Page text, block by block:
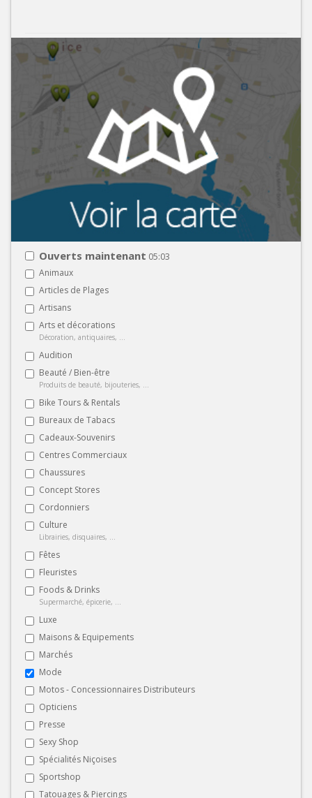
Ouverts maintenant 05:03
Animaux
Articles de Plages
Artisans
Arts et décorations
Décoration, antiquaires, ...
Audition
Beauté / Bien-être
Produits de beauté, bijouteries, ...
Bike Tours & Rentals
Bureaux de Tabacs
Cadeaux-Souvenirs
Centres Commerciaux
Chaussures
Concept Stores
Cordonniers
Culture
Librairies, disquaires, ...
Fêtes
Fleuristes
Foods & Drinks
Supermarché, épicerie, ...
Luxe
Maisons & Equipements
Marchés
Mode
Motos - Concessionnaires Distributeurs
Opticiens
Presse
Sexy Shop
Spécialités Niçoises
Sportshop
Tatouages & Piercings